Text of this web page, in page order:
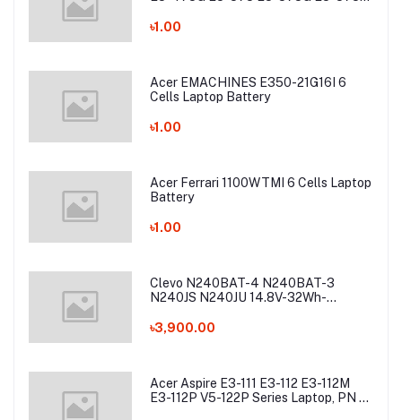
Battery
৳1.00
Acer EMACHINES E350-21G16I 6
Cells Laptop Battery
৳1.00
Acer Ferrari 1100WTMI 6 Cells Laptop
Battery
৳1.00
Clevo N240BAT-4 N240BAT-3
N240JS N240JU 14.8V-32Wh-
৳3,900.00
Acer Aspire E3-111 E3-112 E3-112M
E3-112P V5-122P Series Laptop, PN -